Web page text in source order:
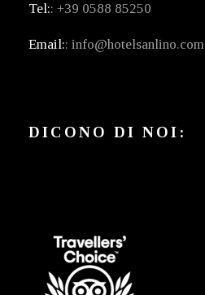
Tel:: +39 0588 85250
Email:: info@hotelsanlino.com
DICONO DI NOI: